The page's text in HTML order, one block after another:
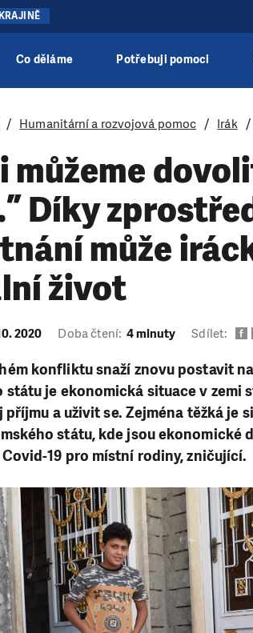
Co děláme Potřebuji pomoci
Humanitární a rozvojová pomoc Irák
můžeme
Díky
může
život
2020 Doba čtení: 4 minuty Sdílet:
konfliktu snaží znovu postavit
státu je ekonomická situace v
a uživit se. Zejména těžká je
státu, kde jsou ekonomické
19 pro místní rodiny, zničující.